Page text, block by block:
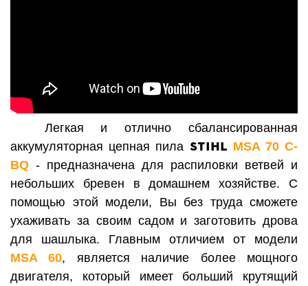
Легкая и отлично сбалансированная
аккумуляторная цепная пила STIHL MSA 70 C-
BQ - предназначена для распиловки ветвей и
небольших бревен в домашнем хозяйстве. С
помощью этой модели, Вы без труда сможете
ухаживать за своим садом и заготовить дрова
для шашлыка. Главным отличием от модели
MSA 60, является наличие более мощного
двигателя, который имеет больший крутящий